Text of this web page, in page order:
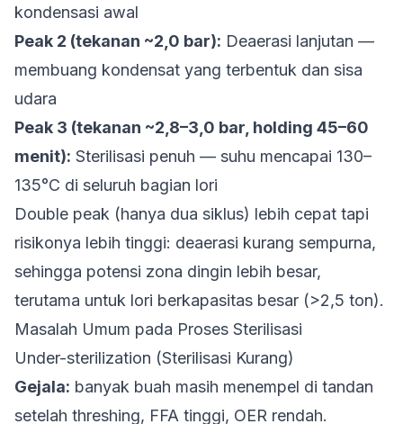
kondensasi awal
Peak 2 (tekanan ~2,0 bar): Deaerasi lanjutan —
membuang kondensat yang terbentuk dan sisa
udara
Peak 3 (tekanan ~2,8–3,0 bar, holding 45–60
menit): Sterilisasi penuh — suhu mencapai 130–
135°C di seluruh bagian lori
Double peak (hanya dua siklus) lebih cepat tapi
risikonya lebih tinggi: deaerasi kurang sempurna,
sehingga potensi zona dingin lebih besar,
terutama untuk lori berkapasitas besar (>2,5 ton).
Masalah Umum pada Proses Sterilisasi
Under-sterilization (Sterilisasi Kurang)
Gejala: banyak buah masih menempel di tandan
setelah threshing, FFA tinggi, OER rendah.